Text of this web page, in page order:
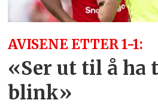
AVISENE ETTER 1-1:
«Ser ut til å ha
blink»